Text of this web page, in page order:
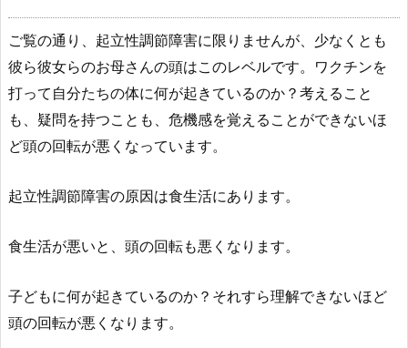
ご覧の通り、起立性調節障害に限りませんが、少なくとも
彼ら彼女らのお母さんの頭はこのレベルです。ワクチンを
打って自分たちの体に何が起きているのか？考えること
も、疑問を持つことも、危機感を覚えることができないほ
ど頭の回転が悪くなっています。
起立性調節障害の原因は食生活にあります。
食生活が悪いと、頭の回転も悪くなります。
子どもに何が起きているのか？それすら理解できないほど
頭の回転が悪くなります。